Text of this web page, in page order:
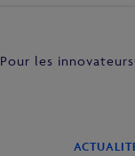
Pour les innovateurs